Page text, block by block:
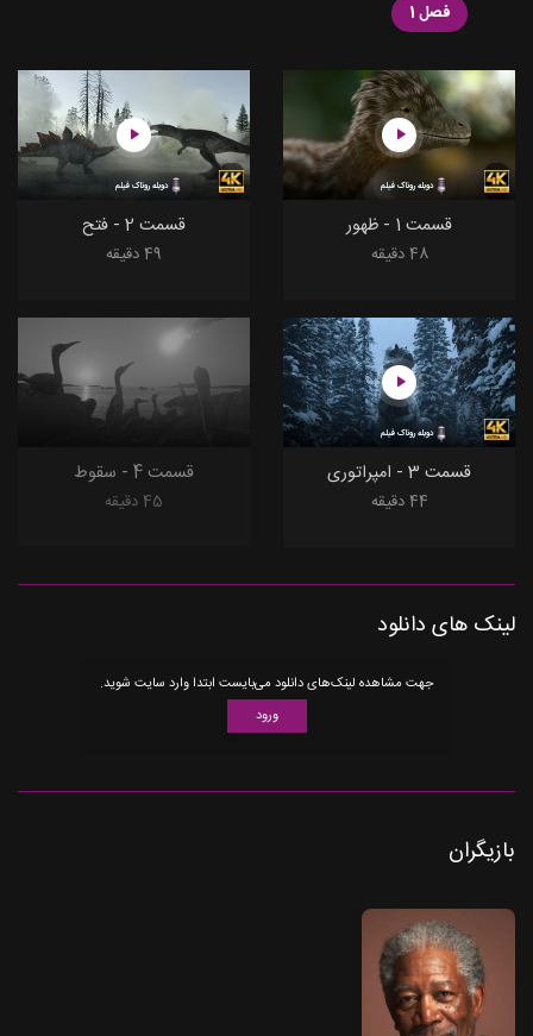
فصل 1
دوبله روناک فیلم
قسمت 1 - ظهور
48 دقیقه
دوبله روناک فیلم
قسمت 2 - فتح
49 دقیقه
دوبله روناک فیلم
قسمت 3 - امپراتوری
44 دقیقه
قسمت 4 - سقوط
45 دقیقه
لینک های دانلود
جهت مشاهده لینک‌های دانلود می‌بایست ابتدا وارد سایت شوید.
ورود
بازیگران